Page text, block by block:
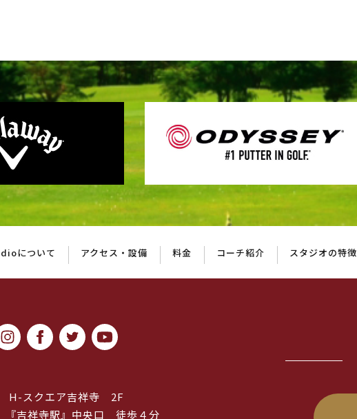
について アクセス・設備 料金 コーチ紹介 スタジオの特徴
H-スクエア吉祥寺 2F
『吉祥寺駅』中央口 徒歩４分